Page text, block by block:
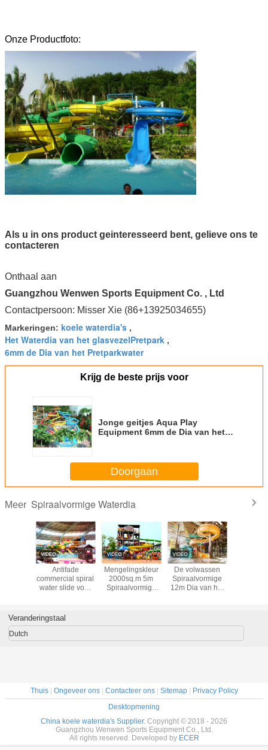
Onze Productfoto:
Als u in ons product geinteresseerd bent, gelieve ons te
contacteren
Onthaal aan
Guangzhou Wenwen Sports Equipment Co. , Ltd
Contactpersoon: Misser Xie (86+13925034655)
Markeringen: koele waterdia's ,
Het Waterdia van het glasvezelPretpark ,
6mm de Dia van het Pretparkwater
Krijg de beste prijs voor
Jonge geitjes Aqua Play
Equipment 6mm de Dia van het
Doorgaan
Meer Spiraalvormige Waterdia
Antifade
commercial spiral
water slide voor
Toevluchtglasvezel
Mengelingskleur
2000sq.m 5m
Spiraalvormige
De volwassen
Spiraalvormige
12m Dia van het
Veranderingstaal
Dutch
Thuis| Ongeveer ons| Contacteer ons| Sitemap|
Privacy Policy
Desktopmening
China koele waterdia's Supplier. Copyright © 2018 - 2026
Guangzhou Wenwen Sports Equipment Co., Ltd.
All rights reserved. Developed by ECER